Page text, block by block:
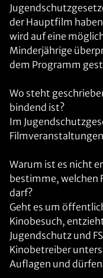
der Hauptfilm
wird auf eine
Minderjährige
dem Programm
Wo steht
bindend ist?
Im
Warum ist es nicht
bestimme, welchen
darf?
Geht es um
Kinobesuch,
Jugendschutz und
Kinobetreiber
Auflagen und